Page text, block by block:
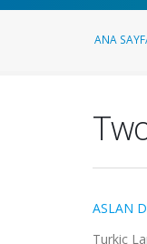
ANA
ASLAN
Turkic